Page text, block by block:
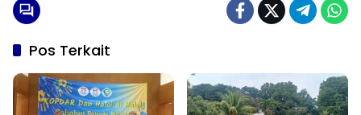
Pos Terkait